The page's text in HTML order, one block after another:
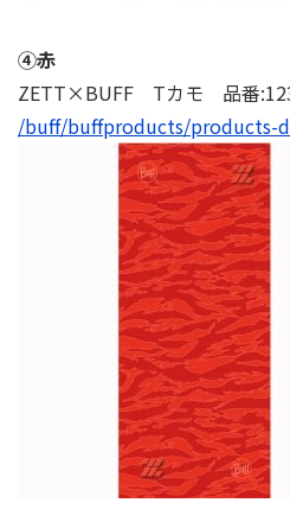
④⾚
ZETT×BUFF Tカモ 品番
/buff/buffproducts/products-